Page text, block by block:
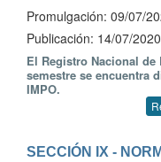
Promulgación: 09/07/
Publicación: 14/07/2020
El Registro Nacional de
semestre se encuentra
IMPO.
SECCIÓN IX -